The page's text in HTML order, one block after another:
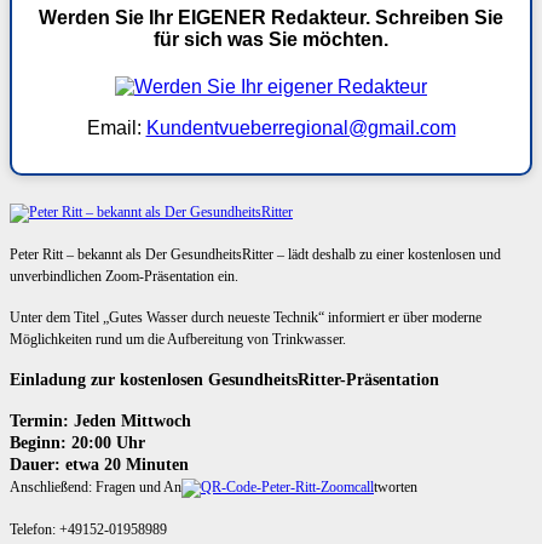
Werden Sie Ihr EIGENER Redakteur. Schreiben Sie
für sich was Sie möchten.
Email: Kundentvueberregional@gmail.com
Peter Ritt – bekannt als Der GesundheitsRitter – lädt deshalb zu einer kostenlosen und
unverbindlichen Zoom-Präsentation ein.
Unter dem Titel „Gutes Wasser durch neueste Technik“ informiert er über moderne
Möglichkeiten rund um die Aufbereitung von Trinkwasser.
Einladung zur kostenlosen GesundheitsRitter-Präsentation
Termin: Jeden Mittwoch
Beginn: 20:00 Uhr
Dauer: etwa 20 Minuten
Anschließend: Fragen und An tworten
Telefon: +49152-01958989